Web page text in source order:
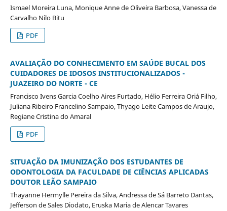
Ismael Moreira Luna, Monique Anne de Oliveira Barbosa, Vanessa de
Carvalho Nilo Bitu
PDF
AVALIAÇÃO DO CONHECIMENTO EM SAÚDE BUCAL DOS
CUIDADORES DE IDOSOS INSTITUCIONALIZADOS -
JUAZEIRO DO NORTE - CE
Francisco Ivens Garcia Coelho Aires Furtado, Hélio Ferreira Oriá Filho,
Juliana Ribeiro Francelino Sampaio, Thyago Leite Campos de Araujo,
Regiane Cristina do Amaral
PDF
SITUAÇÃO DA IMUNIZAÇÃO DOS ESTUDANTES DE
ODONTOLOGIA DA FACULDADE DE CIÊNCIAS APLICADAS
DOUTOR LEÃO SAMPAIO
Thayanne Hermylle Pereira da Silva, Andressa de Sá Barreto Dantas,
Jefferson de Sales Diodato, Eruska Maria de Alencar Tavares